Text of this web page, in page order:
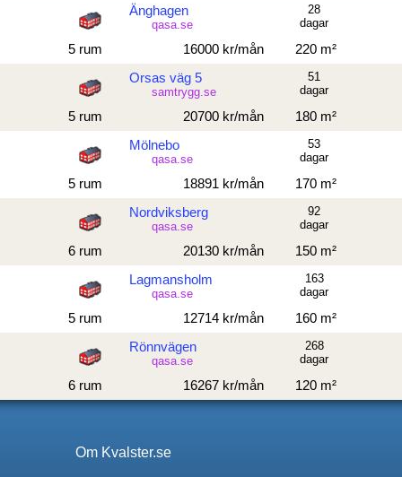
Änghagen
qasa.se
5 rum 16000 kr/mån 220 m²
28
dagar
Orsas väg 5
samtrygg.se
5 rum 20700 kr/mån 180 m²
51
dagar
Mölnebo
qasa.se
5 rum 18891 kr/mån 170 m²
53
dagar
Nordviksberg
qasa.se
6 rum 20130 kr/mån 150 m²
92
dagar
Lagmansholm
qasa.se
5 rum 12714 kr/mån 160 m²
163
dagar
Rönnvägen
qasa.se
6 rum 16267 kr/mån 120 m²
268
dagar
Om Kvalster.se